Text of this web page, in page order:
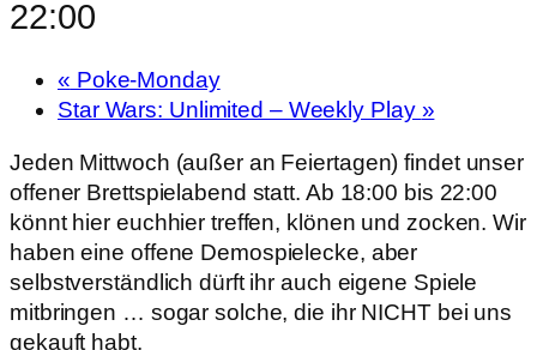
22:00
« Poke-Monday
Star Wars: Unlimited – Weekly Play »
Jeden Mittwoch (außer an Feiertagen) findet unser
offener Brettspielabend statt. Ab 18:00 bis 22:00
könnt hier euchhier treffen, klönen und zocken. Wir
haben eine offene Demospielecke, aber
selbstverständlich dürft ihr auch eigene Spiele
mitbringen … sogar solche, die ihr NICHT bei uns
gekauft habt.